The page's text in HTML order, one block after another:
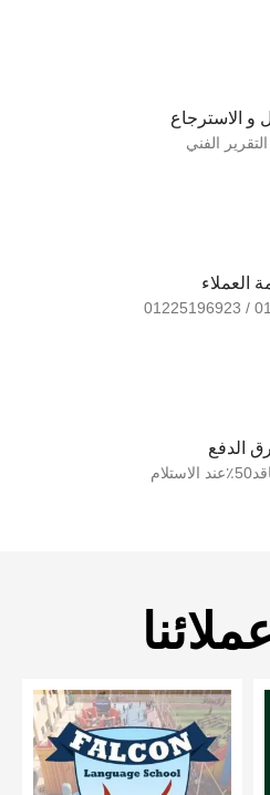
و الاسترجاع
الفني
العملاء
الدفع